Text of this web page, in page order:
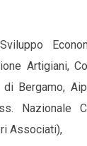
Artigiani,
Bergamo,
Nazionale
Associati),